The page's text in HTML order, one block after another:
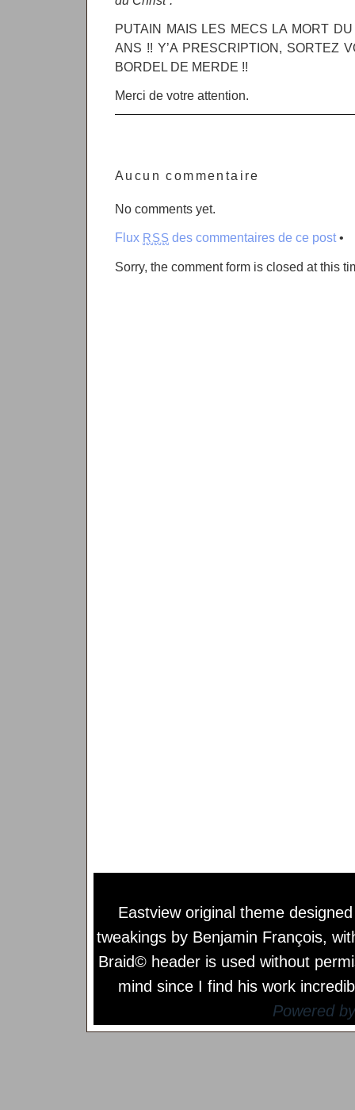
PUTAIN MAIS LES MECS LA MORT DU
ANS !! Y’A PRESCRIPTION, SORTEZ
BORDEL DE MERDE !!
Merci de votre attention.
Aucun commentaire
No comments yet.
Flux RSS des commentaires de ce post•
Sorry, the comment form is closed at this
Eastview original theme
tweakings by Benjamin François,
Braid© header is used without
mind since I find his work
Powered